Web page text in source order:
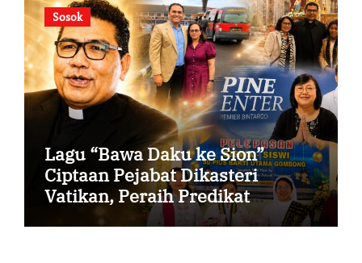
Sosok
Lagu “Bawa Daku ke Sion”
Ciptaan Pejabat Dikasteri
Vatikan, Peraih Predikat
Summa Cum Laude